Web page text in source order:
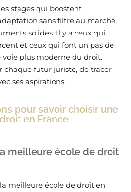
stages qui boostent
sans filtre au marché,
solides. Il y a ceux qui
et ceux qui font un pas de
voie plus moderne du droit.
chaque futur juriste, de tracer
ses aspirations.
pour savoir choisir une
en France
meilleure école de droit
meilleure école de droit en